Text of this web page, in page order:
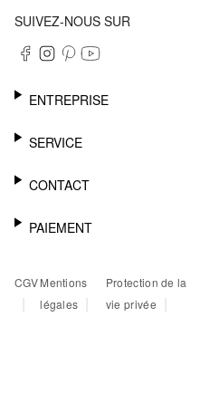
SUIVEZ-NOUS SUR
ENTREPRISE
CARRIÈRE
SERVICE
NEWSLETTER
MÉMO
RETOURS
FAQ
CONTACT
AIDE
PAIEMENT
PAYPAL
CARTE BANCAIRE
CGV
|
Mentions
légales |
Protection de la
vie privée
|